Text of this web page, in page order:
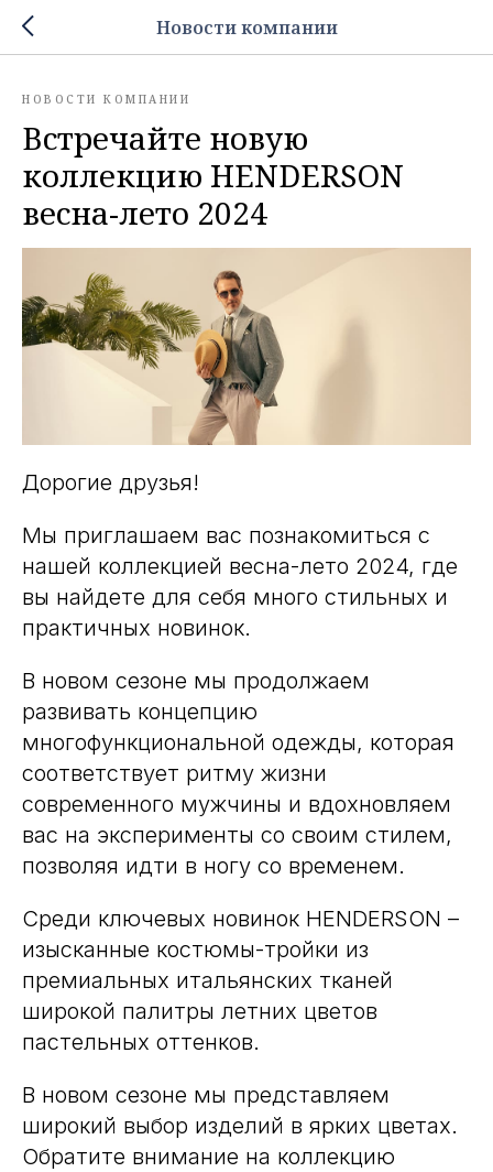
Новости компании
НОВОСТИ КОМПАНИИ
Встречайте новую
коллекцию HENDERSON
весна-лето 2024
Дорогие друзья!
Мы приглашаем вас познакомиться с
нашей коллекцией весна-лето 2024, где
вы найдете для себя много стильных и
практичных новинок.
В новом сезоне мы продолжаем
развивать концепцию
многофункциональной одежды, которая
соответствует ритму жизни
современного мужчины и вдохновляем
вас на эксперименты со своим стилем,
позволяя идти в ногу со временем.
Среди ключевых новинок HENDERSON –
изысканные костюмы-тройки из
премиальных итальянских тканей
широкой палитры летних цветов
пастельных оттенков.
В новом сезоне мы представляем
широкий выбор изделий в ярких цветах.
Обратите внимание на коллекцию